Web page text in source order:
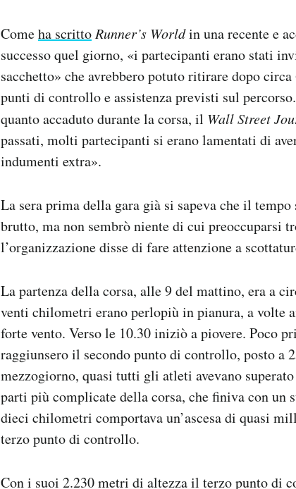
Comeha scrittoRunner’s Worldin una recente e
successo quel giorno, «i partecipanti erano stati
sacchetto» che avrebbero potuto ritirare dopo
punti di controllo e assistenza previsti sul
quanto accaduto durante la corsa, il Wall Street
passati, molti partecipanti si erano lamentati di
indumenti extra».
La sera prima della gara già si sapeva che il
brutto, ma non sembrò niente di cui preoccuparsi
l’organizzazione disse di fare attenzione a
La partenza della corsa, alle 9 del mattino, era a
venti chilometri erano perlopiù in pianura, a volte
forte vento. Verso le 10.30 iniziò a piovere. Poco
raggiunsero il secondo punto di controllo, posto a
mezzogiorno, quasi tutti gli atleti avevano
parti più complicate della corsa, che finiva con un
dieci chilometri comportava un’ascesa di quasi
terzo punto di controllo.
Con i suoi 2.230 metri di altezza il terzo punto di